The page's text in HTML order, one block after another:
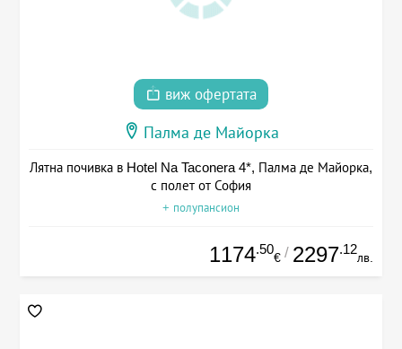
виж офертата
Палма де Майорка
Лятна почивка в Hotel Na Taconera 4*, Палма де Майорка,
с полет от София
+ полупансион
1174.50
€ / 2297.12
лв.